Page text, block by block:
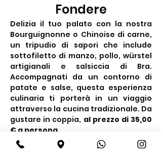
Fondere
Delizia il tuo palato con la nostra
Bourguignonne o Chinoise di carne,
un tripudio di sapori che include
sottofiletto di manzo, pollo, würstel
artigianali e salsiccia di Bra.
Accompagnati da un contorno di
patate e salse, questa esperienza
culinaria ti porterà in un viaggio
attraverso la cucina tradizionale. Da
gustare in coppia, al prezzo di 35,00
€ a persona.